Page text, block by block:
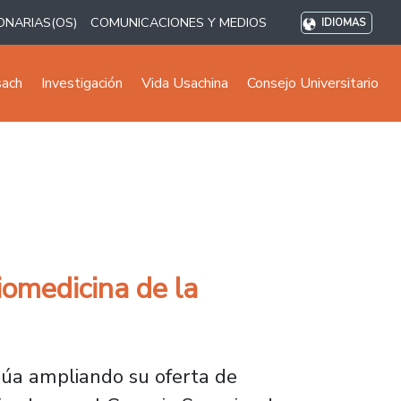
COMUNICACIONES Y MEDIOS IDIOMAS
Investigación Vida Usachina Consejo Universitario
de la
ampliando su oferta de